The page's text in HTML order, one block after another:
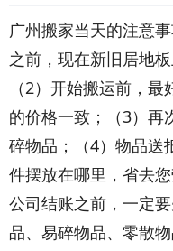
广州搬家当天的注意
之前，现在新旧居地
（2）开始搬运前，
的价格一致；（3）再
碎物品；（4）物品送
件摆放在哪里，省去
公司结账之前，一定
品、易碎物品、零散